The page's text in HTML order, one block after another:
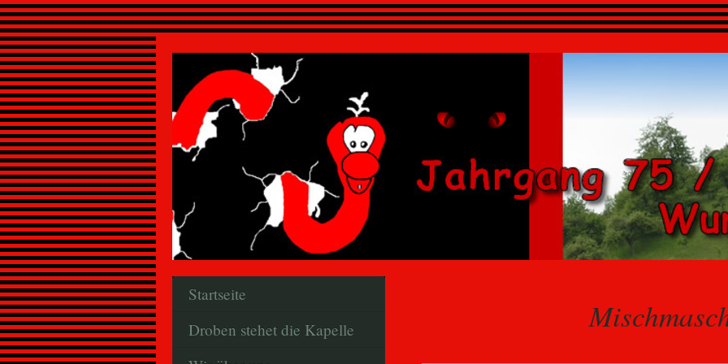
Startseite
Droben stehet die Kapelle